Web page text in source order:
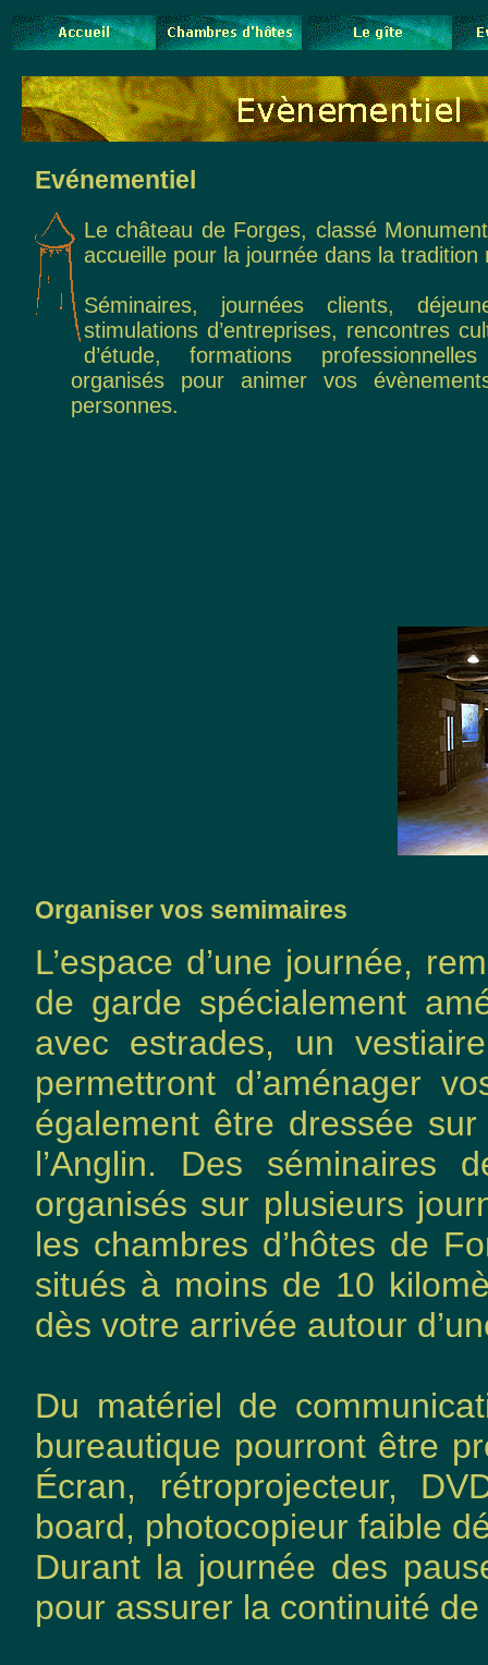
Evénementiel
Le château de Forges, classé
accueille pour la journée dans la tradition
Séminaires, journées clients,
stimulations d’entreprises, rencontres
d’étude, formations
organisés pour animer vos
personnes.
Organiser vos semimaires
L’espace d’une journée,
de garde spécialement
avec estrades, un
permettront d’aménager
également être dressée
l’Anglin. Des séminaires
organisés sur plusieurs
les chambres d’hôtes de
situés à moins de 10
dès votre arrivée autour
Du matériel de
bureautique pourront être
Écran, rétroprojecteur,
board, photocopieur faible
Durant la journée des
pour assurer la continuité